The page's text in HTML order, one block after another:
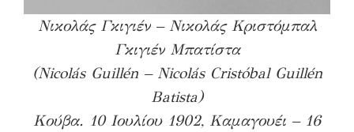
Νικολάς Γκιγιέν – Νικολάς Κριστόμπαλ
Γκιγιέν Μπατίστα
(Nicolás Guillén – Nicolás Cristóbal Guillén
Batista)
Κούβα. 10 Ιουλίου 1902, Καμαγουέι – 16